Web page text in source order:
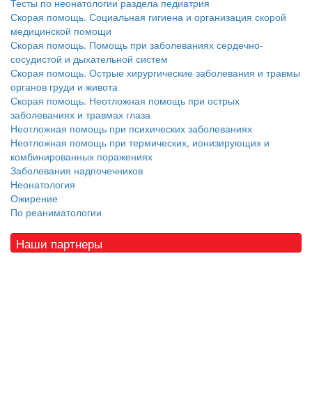
Тесты по неонатологии раздела педиатрия
Скорая помощь. Социальная гигиена и организация скорой
медицинской помощи
Скорая помощь. Помощь при заболеваниях сердечно-
сосудистой и дыхательной систем
Скорая помощь. Острые хирургические заболевания и травмы
органов груди и живота
Скорая помощь. Неотложная помощь при острых
заболеваниях и травмах глаза
Неотложная помощь при психических заболеваниях
Неотложная помощь при термических, ионизирующих и
комбинированных поражениях
Заболевания надпочечников
Неонатология
Ожирение
По реаниматологии
Наши партнеры